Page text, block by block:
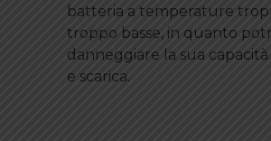
batteria a temperature
troppo basse, in quanto
danneggiare la sua capacità
e scarica.